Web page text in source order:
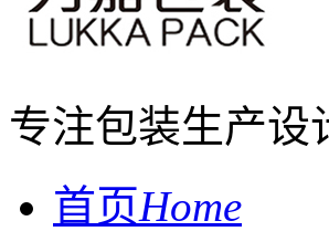
专注包装生产设
首页Home